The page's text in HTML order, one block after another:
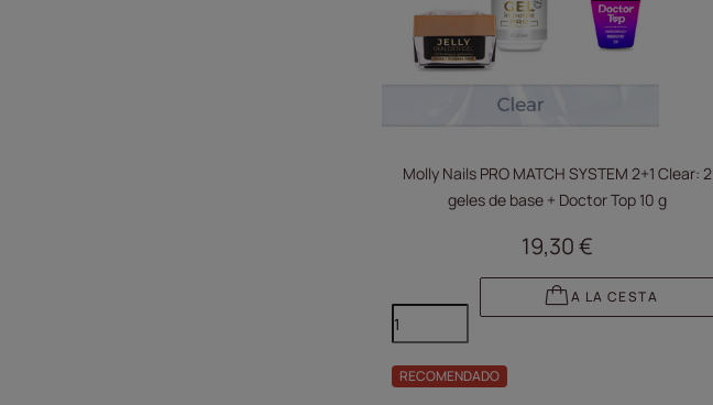
Molly Nails PRO MATCH SYSTEM 2+1 Clear: 2
geles de base + Doctor Top 10 g
19,30 €
A LA CESTA
RECOMENDADO